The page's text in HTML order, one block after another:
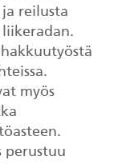
reilusta
myös
perustuu